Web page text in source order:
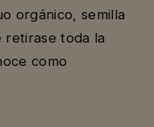
orgánico, semilla
retirase toda la
como